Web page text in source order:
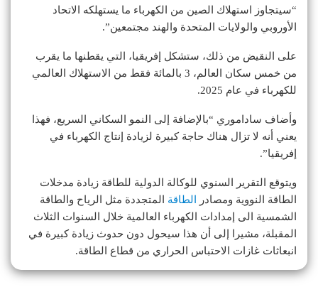
“سيتجاوز استهلاك الصين من الكهرباء ما يستهلكه الاتحاد
الأوروبي والولايات المتحدة والهند مجتمعين”.
على النقيض من ذلك، ستشكل إفريقيا، التي يقطنها ما يقرب
من خمس سكان العالم، 3 بالمائة فقط من الاستهلاك العالمي
للكهرباء في عام 2025.
وأضاف ساداموري “بالإضافة إلى النمو السكاني السريع، فهذا
يعني أنه لا تزال هناك حاجة كبيرة لزيادة إنتاج الكهرباء في
إفريقيا”.
ويتوقع التقرير السنوي للوكالة الدولية للطاقة زيادة مدخلات
الطاقة النووية ومصادر
الطاقة المتجددة مثل الرياح والطاقة
الشمسية الى إمدادات الكهرباء العالمية خلال السنوات الثلاث
المقبلة، مشيرا إلى أن هذا سيحول دون حدوث زيادة كبيرة في
انبعاثات غازات الاحتباس الحراري من قطاع الطاقة.